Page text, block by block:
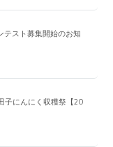
テスト募集開始のお知
子にんにく収穫祭【20